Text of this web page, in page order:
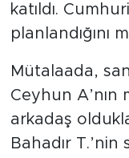
katıldı.
planlandığını
Mütalaada,
Ceyhun
arkadaş
Bahadır T.’nin